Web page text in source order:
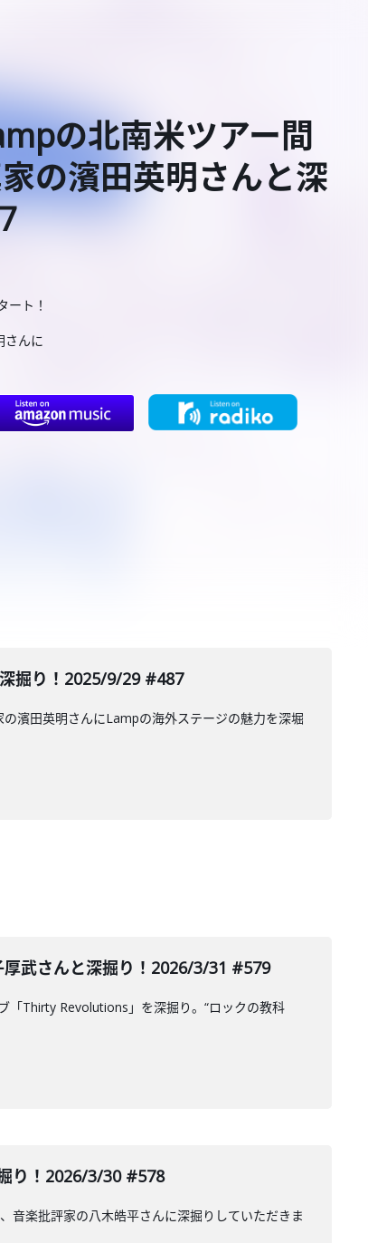
の北南米ツアー間
の濱田英明さんと深
ート！
さんに
掘り！2025/9/29 #487
濱田英明さんにLampの海外ステージの魅力を深堀
武さんと深掘り！2026/3/31 #579
「Thirty Revolutions」を深掘り。“ロックの教科
り！2026/3/30 #578
楽批評家の八木皓平さんに深掘りしていただきま